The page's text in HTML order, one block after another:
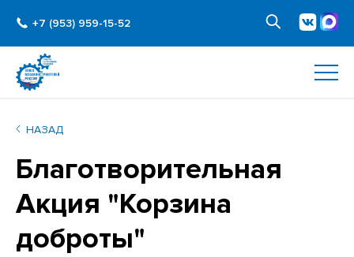
+7 (953) 959-15-52
НАЗАД
Благотворительная
Акция "Корзина
доброты"